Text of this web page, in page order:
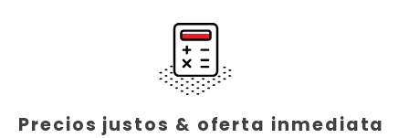
Precios justos & oferta inmediata